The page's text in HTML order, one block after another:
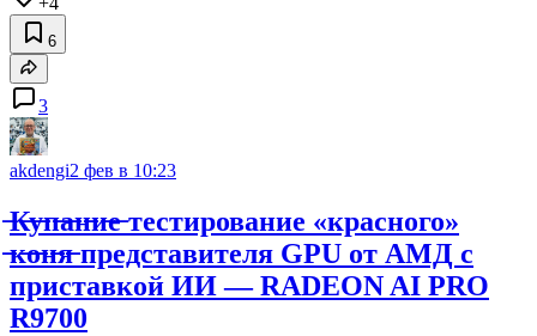
6
3
akdengi2 фев в 10:23
̶К̶у̶п̶а̶н̶и̶е̶ тестирование «красного»
̶к̶о̶н̶я̶ представителя GPU от АМД с
приставкой ИИ — RADEON AI PRO
R9700